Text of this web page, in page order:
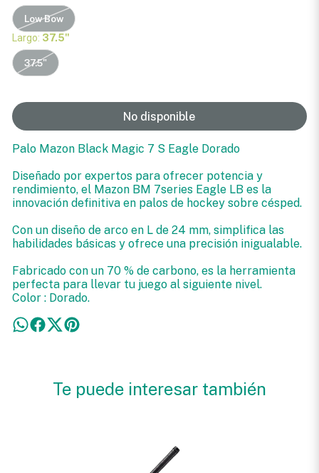
Low Bow
Largo: 37.5"
37.5"
No disponible
Palo Mazon Black Magic 7 S Eagle Dorado
Diseñado por expertos para ofrecer potencia y
rendimiento, el Mazon BM 7series Eagle LB es la
innovación definitiva en palos de hockey sobre césped.
Con un diseño de arco en L de 24 mm, simplifica las
habilidades básicas y ofrece una precisión inigualable.
Fabricado con un 70 % de carbono, es la herramienta
perfecta para llevar tu juego al siguiente nivel.
Color : Dorado.
Te puede interesar también